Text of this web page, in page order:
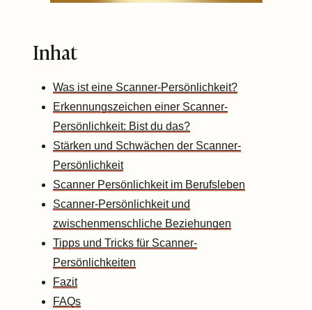
Inhat
Was ist eine Scanner-Persönlichkeit?
Erkennungszeichen einer Scanner-
Persönlichkeit: Bist du das?
Stärken und Schwächen der Scanner-
Persönlichkeit
Scanner Persönlichkeit im Berufsleben
Scanner-Persönlichkeit und
zwischenmenschliche Beziehungen
Tipps und Tricks für Scanner-
Persönlichkeiten
Fazit
FAQs